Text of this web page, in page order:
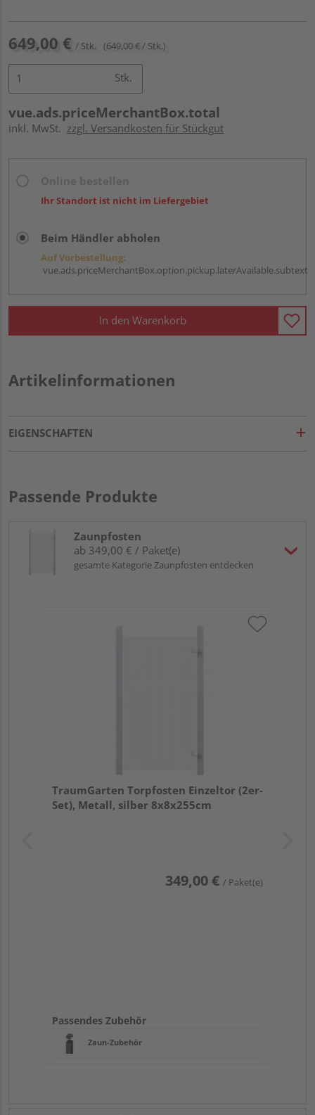
649,00 € / Stk. (649,00 € / Stk.)
Stk.
vue.ads.priceMerchantBox.total
inkl. MwSt. zzgl. Versandkosten für Stückgut
Ihr Standort ist nicht im Liefergebiet
Beim Händler abholen
Auf Vorbestellung:
vue.ads.priceMerchantBox.option.pickup.laterAvailable.subtext
In den Warenkorb
Artikelinformationen
EIGENSCHAFTEN
Passende Produkte
Zaunpfosten
ab 349,00 € / Paket(e)
gesamte Kategorie Zaunpfosten entdecken
TraumGarten Torpfosten Einzeltor (2er-
Set), Metall, silber 8x8x255cm
349,00 € / Paket(e)
Passendes Zubehör
Zaun-Zubehör